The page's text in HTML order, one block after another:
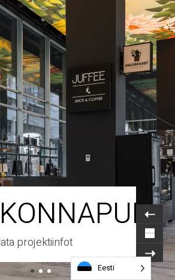
projektiinfot
Eesti